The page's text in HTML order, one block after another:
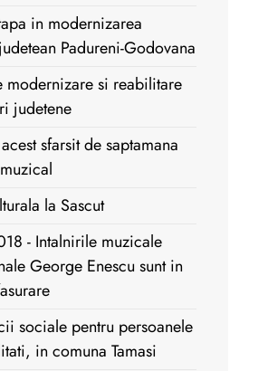
in modernizarea
Padureni-Godovana
modernizare si reabilitare
judetene
sfarsit de saptamana
la Sascut
- Intalnirile muzicale
George Enescu sunt in
sociale pentru persoanele
in comuna Tamasi